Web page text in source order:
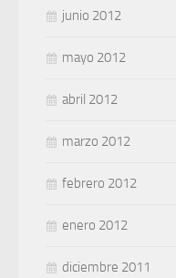
junio 2012
mayo 2012
abril 2012
marzo 2012
febrero 2012
enero 2012
diciembre 2011